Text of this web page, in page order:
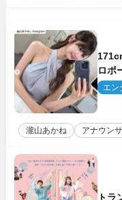
ロポ
「品
エン
瀧山あかね アナウン
ト